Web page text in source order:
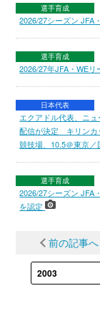
選手育成
2026/27シーズン JFA
選手育成
2026/27年JFA・WE
日本代表
エクアドル代表、ニ
配信が決定 キリンカ
競技場、10.5＠東京
選手育成
2026/27シーズン JFA
を認定
前の記事へ